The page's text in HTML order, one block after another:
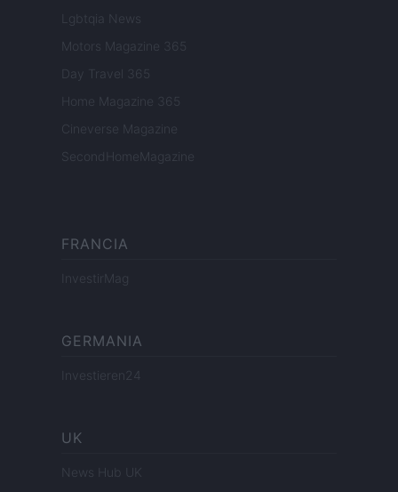
Lgbtqia News
Motors Magazine 365
Day Travel 365
Home Magazine 365
Cineverse Magazine
SecondHomeMagazine
FRANCIA
InvestirMag
GERMANIA
Investieren24
UK
News Hub UK